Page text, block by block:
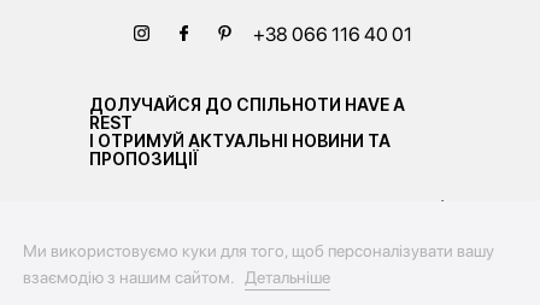
+38 066 116 40 01
ДОЛУЧАЙСЯ ДО СПІЛЬНОТИ HAVE A
REST
І ОТРИМУЙ АКТУАЛЬНІ НОВИНИ ТА
ПРОПОЗИЦІЇ
Ми використовуємо куки для того, щоб персоналізувати вашу
взаємодію з нашим сайтом.
Детальніше